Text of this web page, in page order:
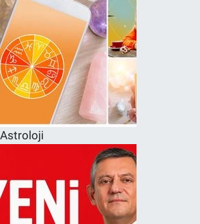
Astroloji